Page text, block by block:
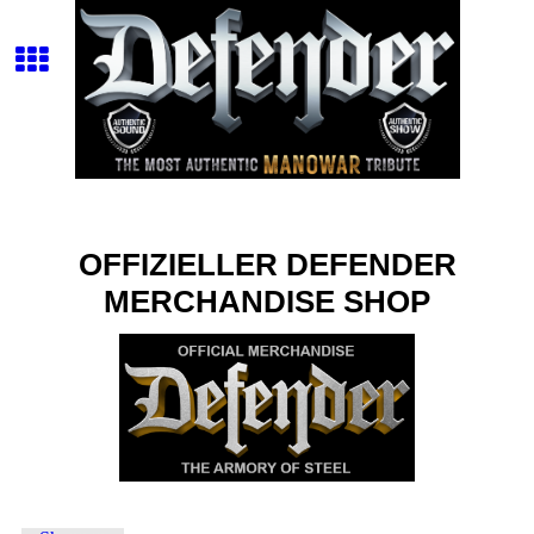
OFFIZIELLER DEFENDER
MERCHANDISE SHOP